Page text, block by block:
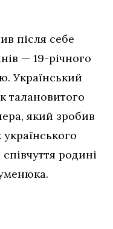
після себе
— 19-річного
Український
талановитого
який зробив
родині